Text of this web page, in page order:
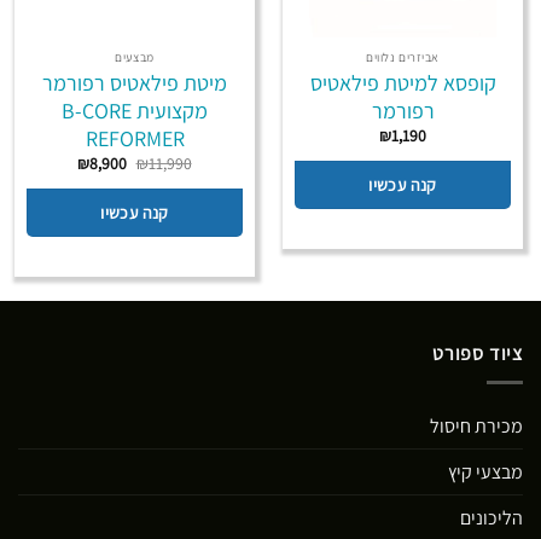
אביזרים נלווים
קופסא למיטת פילאטיס
רפורמר
₪1,190
קנה עכשיו
מבצעים
מיטת פילאטיס רפורמר
מקצועית B-CORE
REFORMER
₪11,990 המחיר
המקורי
היה:
₪11,990.
₪8,900 המחיר
הוא:
קנה עכשיו
ציוד ספורט
מכירת חיסול
מבצעי קיץ
הליכונים